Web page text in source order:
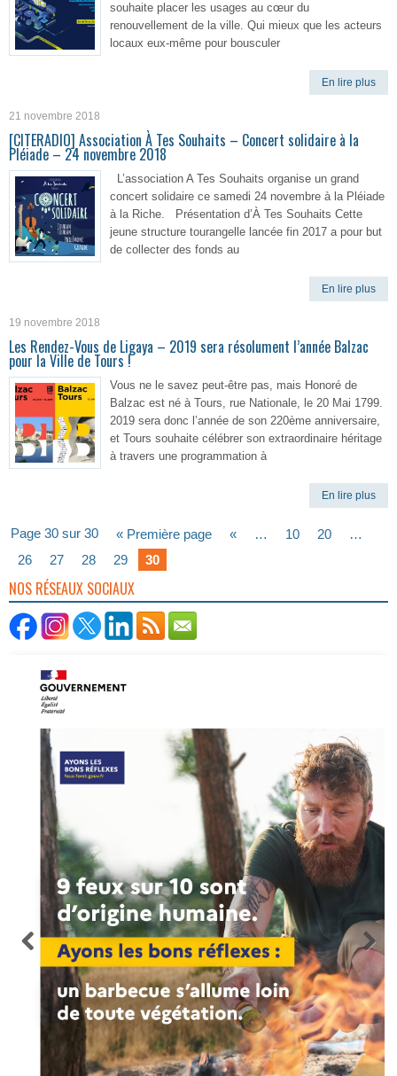
souhaite placer les usages au cœur du
renouvellement de la ville. Qui mieux que les acteurs
locaux eux-même pour bousculer
En lire plus
21 novembre 2018
[CITERADIO] Association À Tes Souhaits – Concert solidaire à la
Pléiade – 24 novembre 2018
L’association A Tes Souhaits organise un grand
concert solidaire ce samedi 24 novembre à la Pléiade
à la Riche. Présentation d’À Tes Souhaits Cette
jeune structure tourangelle lancée fin 2017 a pour but
de collecter des fonds au
En lire plus
19 novembre 2018
Les Rendez-Vous de Ligaya – 2019 sera résolument l’année Balzac
pour la Ville de Tours !
Vous ne le savez peut-être pas, mais Honoré de
Balzac est né à Tours, rue Nationale, le 20 Mai 1799.
2019 sera donc l’année de son 220ème anniversaire,
et Tours souhaite célébrer son extraordinaire héritage
à travers une programmation à
En lire plus
Page 30 sur 30 « Première page « … 10 20
…
26
27 28 29 30
NOS RÉSEAUX SOCIAUX